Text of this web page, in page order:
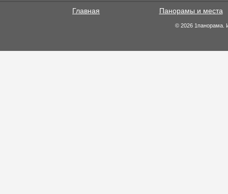
Главная Панорамы и места
© 2026 1панорама.